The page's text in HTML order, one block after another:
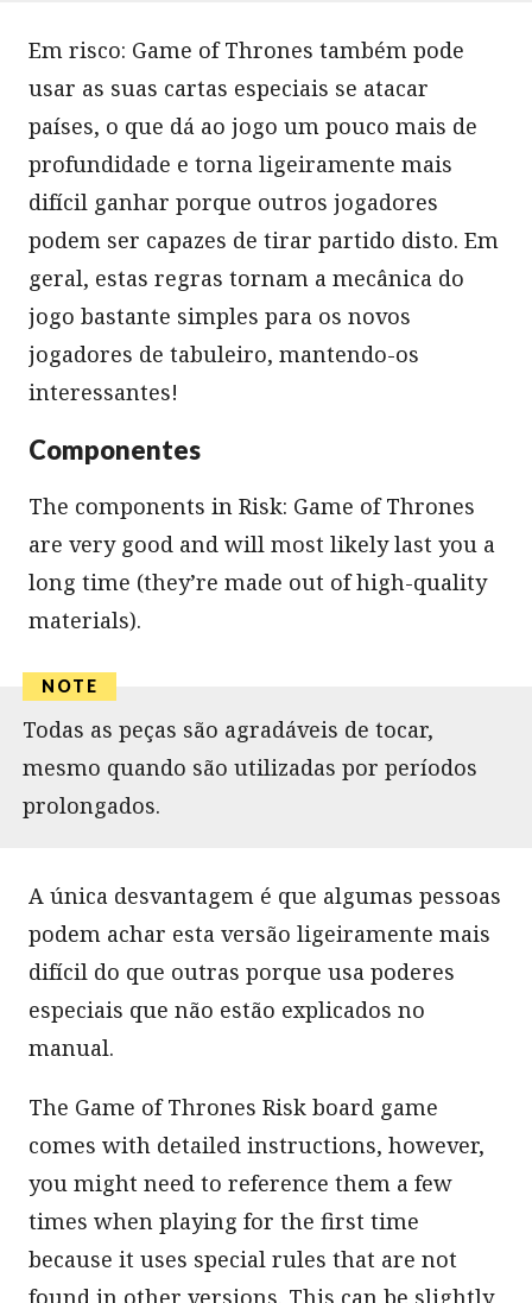
Em risco: Game of Thrones também pode
usar as suas cartas especiais se atacar
países, o que dá ao jogo um pouco mais de
profundidade e torna ligeiramente mais
difícil ganhar porque outros jogadores
podem ser capazes de tirar partido disto. Em
geral, estas regras tornam a mecânica do
jogo bastante simples para os novos
jogadores de tabuleiro, mantendo-os
interessantes!
Componentes
The components in Risk: Game of Thrones
are very good and will most likely last you a
long time (they’re made out of high-quality
materials).
Todas as peças são agradáveis de tocar,
mesmo quando são utilizadas por períodos
prolongados.
A única desvantagem é que algumas pessoas
podem achar esta versão ligeiramente mais
difícil do que outras porque usa poderes
especiais que não estão explicados no
manual.
The Game of Thrones Risk board game
comes with detailed instructions, however,
you might need to reference them a few
times when playing for the first time
because it uses special rules that are not
found in other versions. This can be slightly